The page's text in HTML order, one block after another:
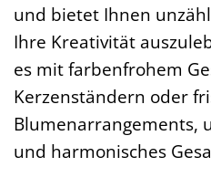
und bietet Ihnen
Ihre Kreativität
es mit farbenfrohem
Kerzenständern oder
Blumenarrangements,
und harmonisches